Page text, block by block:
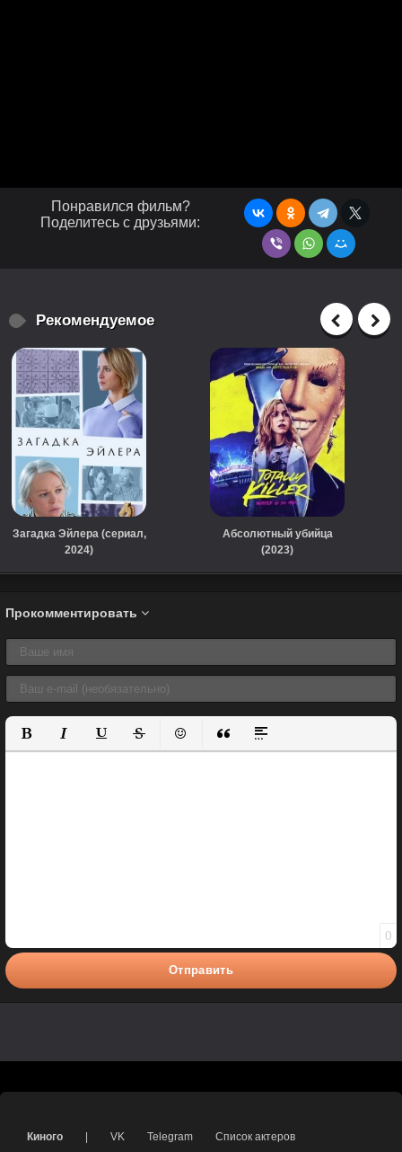
Понравился фильм?
Поделитесь с друзьями:
Рекомендуемое
Загадка Эйлера (сериал,
2024)
Абсолютный убийца
(2023)
Прокомментировать
Полужирный
КурсивПодчеркнутый
ЗачеркнутыйВставить смайлик
Вставка цитаты
Вставка спойлера
0
Отправить
Киного VK Telegram Список актеров